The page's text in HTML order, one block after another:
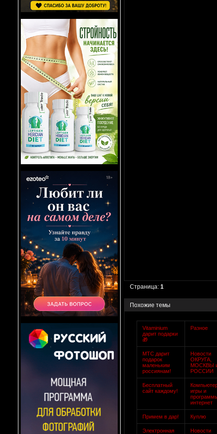
Страница:1
Похожие темы
Vitaminium
дарит подарки
🎁
Разное
МТС дарит
подарок
маленьким
россиянам!
Новости
ОКРУГА,
МОСКВЫ
РОССИИ
Бесплатный
сайт каждому!
игры и
интернет
Примем в дар! Куплю
Электронная
Новости